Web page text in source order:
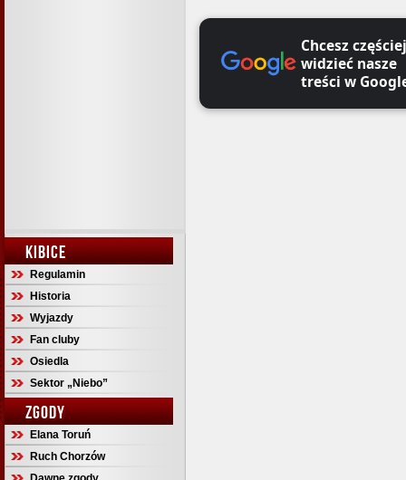
KIBICE
Regulamin
Historia
Wyjazdy
Fan cluby
Osiedla
Sektor „Niebo”
ZGODY
Elana Toruń
Ruch Chorzów
Chcesz częściej
widzieć nasze
treści w